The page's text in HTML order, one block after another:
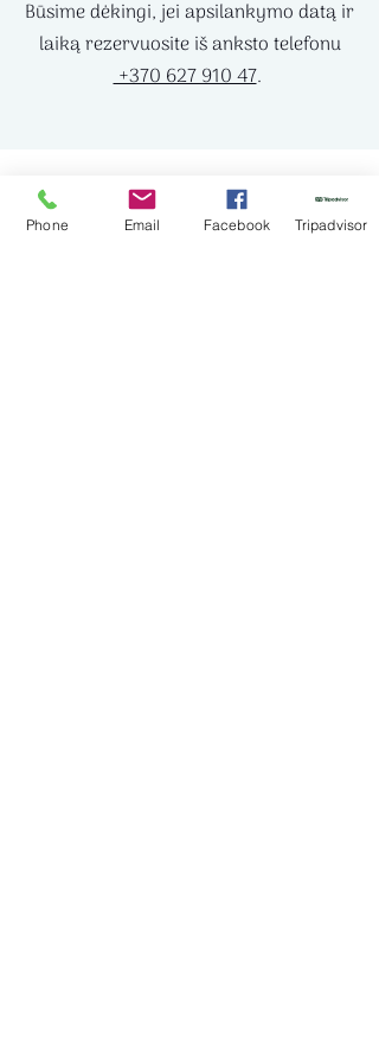
Būsime dėkingi, jei apsilankymo datą ir
laiką rezervuosite iš anksto telefonu
+370 627 910 47.
Šventiniu laikotarpiu dirbame visomis
dienomis įprastu laiku.
Phone Email Facebook Tripadvisor